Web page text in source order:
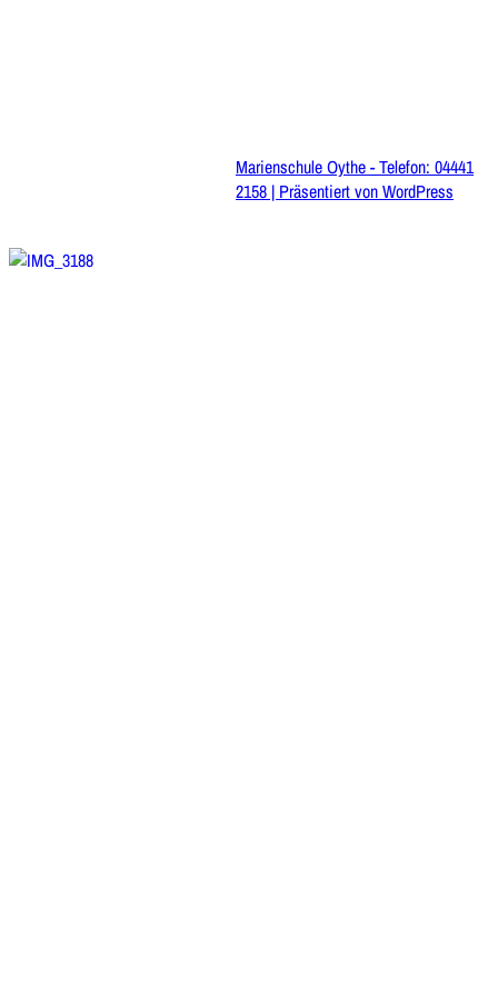
Marienschule Oythe - Telefon: 04441
2158 | Präsentiert vonWordPress